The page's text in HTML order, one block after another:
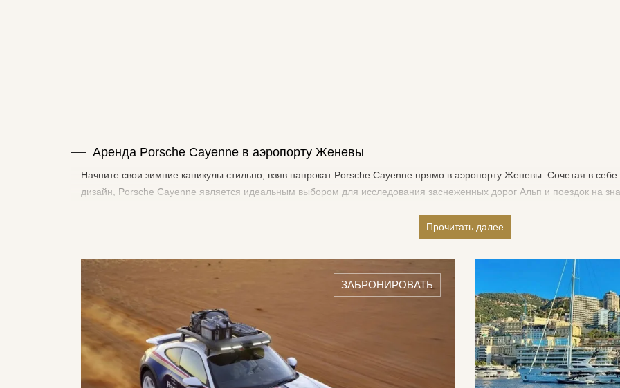
Аренда Porsche Cayenne в аэропорту Женевы
Начните свои зимние каникулы стильно, взяв напрокат Porsche Cayenne прямо в аэропорту Женевы. Сочетая в
дизайн, Porsche Cayenne является идеальным выбором для исследования заснеженных дорог Альп и поездок на
Аэропорт Женевы — идеальные ворота для доступа к Альпам и их престижным горнолыжным курортам. Аренда
исключительные впечатления от вождения в самых суровых зимних условиях. Вот почему этот роскошный
альпийских приключений:
• Исключительные характеристики на снегу: Porsche Cayenne оснащен системой полного привода,
самых скользких дорогах. Его мощность позволяет с легкостью перемещаться по заснеженной местности Альп.
• Роскошь и внутренний комфорт: Porsche Cayenne с просторным салоном, высококачественной отделкой и
Прочитать далее
ЗАБРОНИРОВАТЬ